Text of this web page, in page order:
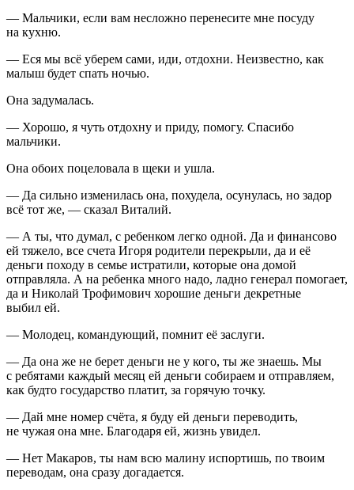
— Мальчики, если вам несложно перенесите мне посуду
на кухню.
— Еся мы всё уберем сами, иди, отдохни. Неизвестно, как
малыш будет спать ночью.
Она задумалась.
— Хорошо, я чуть отдохну и приду, помогу. Спасибо
мальчики.
Она обоих поцеловала в щеки и ушла.
— Да сильно изменилась она, похудела, осунулась, но задор
всё тот же, — сказал Виталий.
— А ты, что думал, с ребенком легко одной. Да и финансово
ей тяжело, все счета Игоря родители перекрыли, да и её
деньги походу в семье истратили, которые она домой
отправляла. А на ребенка много надо, ладно генерал помогает,
да и Николай Трофимович хорошие деньги декретные
выбил ей.
— Молодец, командующий, помнит её заслуги.
— Да она же не берет деньги не у кого, ты же знаешь. Мы
с ребятами каждый месяц ей деньги собираем и отправляем,
как будто государство платит, за горячую точку.
— Дай мне номер счёта, я буду ей деньги переводить,
не чужая она мне. Благодаря ей, жизнь увидел.
— Нет Макаров, ты нам всю малину испортишь, по твоим
переводам, она сразу догадается.